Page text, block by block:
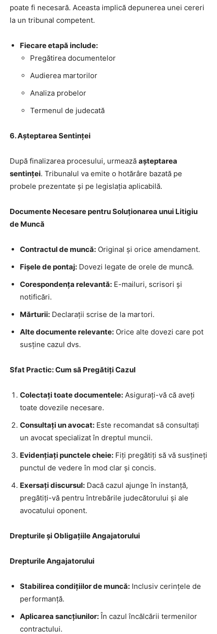
poate fi necesară. Aceasta implică depunerea unei cereri
la un tribunal competent.
Fiecare etapă include:
Pregătirea documentelor
Audierea martorilor
Analiza probelor
Termenul de judecată
6. Așteptarea Sentinței
După finalizarea procesului, urmează așteptarea
sentinței. Tribunalul va emite o hotărâre bazată pe
probele prezentate și pe legislația aplicabilă.
Documente Necesare pentru Soluționarea unui Litigiu
de Muncă
Contractul de muncă: Original și orice amendament.
Fișele de pontaj: Dovezi legate de orele de muncă.
Corespondența relevantă: E-mailuri, scrisori și
notificări.
Mărturii: Declarații scrise de la martori.
Alte documente relevante: Orice alte dovezi care pot
susține cazul dvs.
Sfat Practic: Cum să Pregătiți Cazul
Colectați toate documentele: Asigurați-vă că aveți
toate dovezile necesare.
Consultați un avocat: Este recomandat să consultați
un avocat specializat în dreptul muncii.
Evidențiați punctele cheie: Fiți pregătiți să vă susțineți
punctul de vedere în mod clar și concis.
Exersați discursul: Dacă cazul ajunge în instanță,
pregătiți-vă pentru întrebările judecătorului și ale
avocatului oponent.
Drepturile și Obligațiile Angajatorului
Drepturile Angajatorului
Stabilirea condițiilor de muncă: Inclusiv cerințele de
performanță.
Aplicarea sancțiunilor: În cazul încălcării termenilor
contractului.